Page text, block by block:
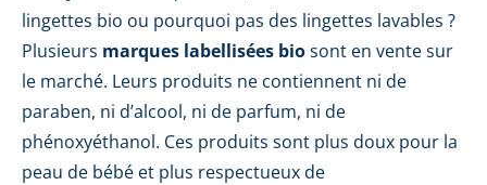
lingettes bio ou pourquoi pas des lingettes lavables ?
Plusieurs marques labellisées biosont en vente sur
le marché. Leurs produits ne contiennent ni de
paraben, ni d’alcool, ni de parfum, ni de
phénoxyéthanol. Ces produits sont plus doux pour la
peau de bébé et plus respectueux de